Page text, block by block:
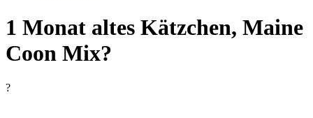
1 Monat altes Kätzchen, Maine
Coon Mix?
?